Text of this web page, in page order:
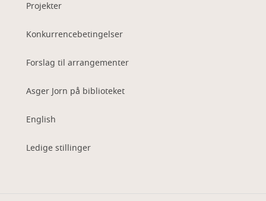
Projekter
Konkurrencebetingelser
Forslag til arrangementer
Asger Jorn på biblioteket
English
Ledige stillinger